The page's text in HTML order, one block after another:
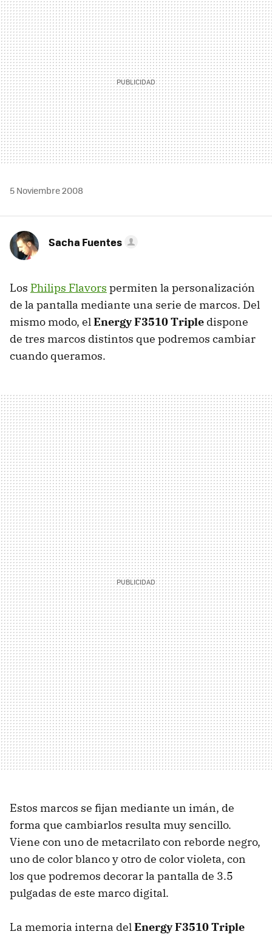
MAIL
5 Noviembre 2008
Sacha Fuentes
Los Philips Flavors permiten la personalización
de la pantalla mediante una serie de marcos. Del
mismo modo, elEnergy F3510 Triple dispone
de tres marcos distintos que podremos cambiar
cuando queramos.
Estos marcos se fijan mediante un imán, de
forma que cambiarlos resulta muy sencillo.
Viene con uno de metacrilato con reborde negro,
uno de color blanco y otro de color violeta, con
los que podremos decorar la pantalla de 3.5
pulgadas de este marco digital.
La memoria interna delEnergy F3510 Triple